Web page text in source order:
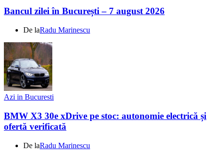
Bancul zilei în București – 7 august 2026
De laRadu Marinescu
Azi in Bucuresti
BMW X3 30e xDrive pe stoc: autonomie electrică și
ofertă verificată
De laRadu Marinescu